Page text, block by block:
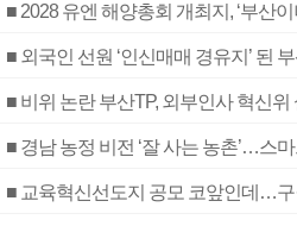
■ 2028 유엔 해양총회 개최지, ‘부산
■ 외국인 선원 ‘인신매매 경유지’ 된
■ 비위 논란 부산TP, 외부인사 혁신위
■ 경남 농정 비전 ‘잘 사는 농촌’…스
■ 교육혁신선도지 공모 코앞인데…구